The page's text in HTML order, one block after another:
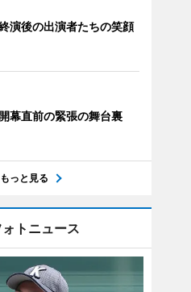
演後の出演者たちの笑顔
開幕直前の緊張の舞台裏
もっと見る
トニュース